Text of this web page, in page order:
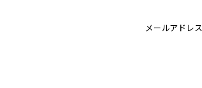
メールアドレス